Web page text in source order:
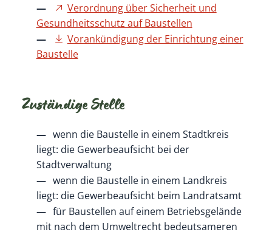
Verordnung über Sicherheit und
Gesundheitsschutz auf Baustellen
Vorankündigung der Einrichtung einer
Baustelle
Zuständige Stelle
wenn die Baustelle in einem Stadtkreis
liegt: die Gewerbeaufsicht bei der
Stadtverwaltung
wenn die Baustelle in einem Landkreis
liegt: die Gewerbeaufsicht beim Landratsamt
für Baustellen auf einem Betriebsgelände
mit nach dem Umweltrecht bedeutsameren